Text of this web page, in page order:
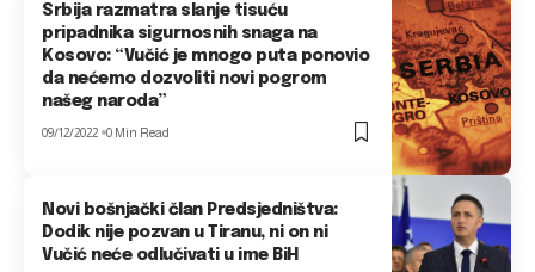
Srbija razmatra slanje tisuću
pripadnika sigurnosnih snaga na
Kosovo: “Vučić je mnogo puta ponovio
da nećemo dozvoliti novi pogrom
našeg naroda”
09/12/2022 0 Min Read
Novi bošnjački član Predsjedništva:
Dodik nije pozvan u Tiranu, ni on ni
Vučić neće odlučivati u ime BiH